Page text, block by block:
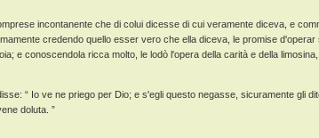
incontanente che di colui dicesse di cui veramente diceva, e
credendo quello esser vero che ella diceva, le promise
e conoscendola ricca molto, le lodò l'opera della carità e della
“ Io ve ne priego per Dio; e s'egli questo negasse, sicuramente gli
doluta. ”